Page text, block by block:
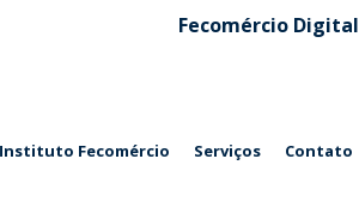
Fecomércio Digital
Instituto Fecomércio Serviços Contato